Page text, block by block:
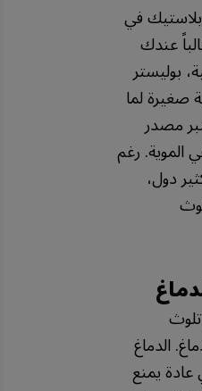
في
عندك
بوليستر
صغيرة لما
مصدر
الموية. رغم
دول،
الدماغ
عادة يمنع